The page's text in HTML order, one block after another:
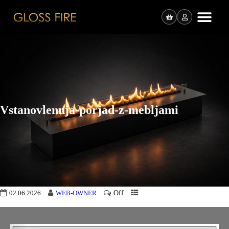
Vstanovlennja-porjad-z-mebljami
02.06.2026 WEB-OWNER Off